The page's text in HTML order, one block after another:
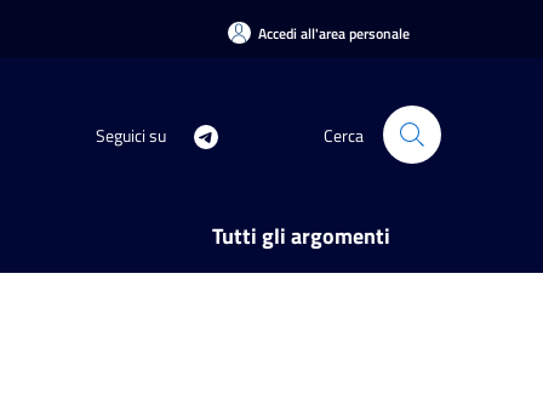
Accedi all'area personale
Seguici su Cerca
Tutti gli argomenti